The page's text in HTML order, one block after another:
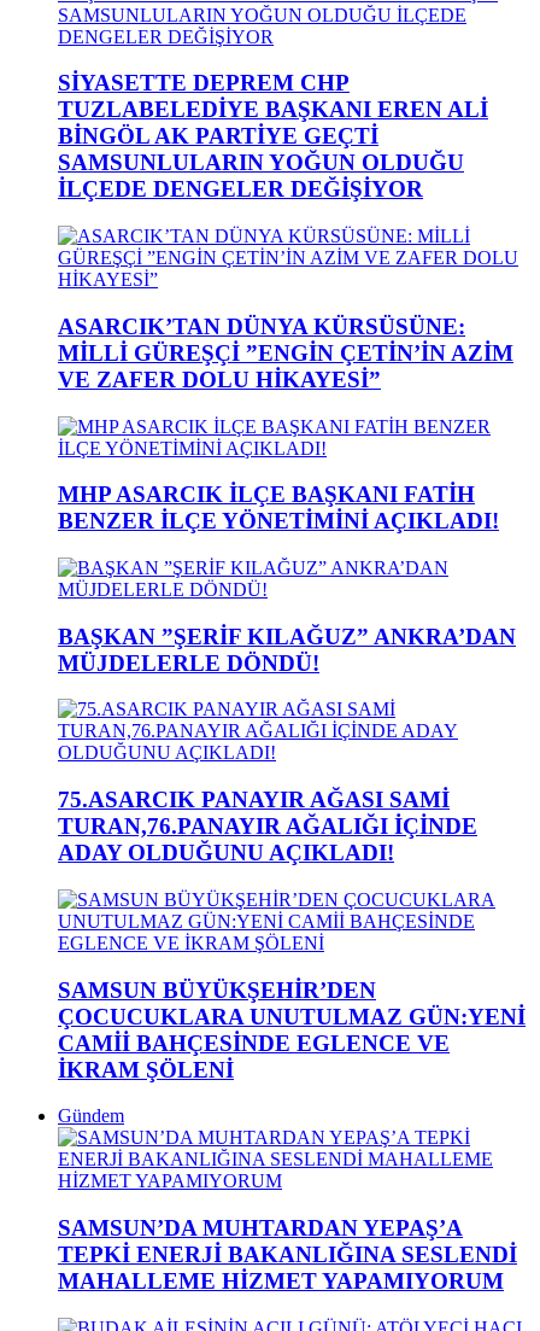
SİYASETTE DEPREM CHP
TUZLABELEDİYE BAŞKANI EREN ALİ
BİNGÖL AK PARTİYE GEÇTİ
SAMSUNLULARIN YOĞUN OLDUĞU
İLÇEDE DENGELER DEĞİŞİYOR
ASARCIK’TAN DÜNYA KÜRSÜSÜNE:
MİLLİ GÜREŞÇİ ”ENGİN ÇETİN’İN AZİM
VE ZAFER DOLU HİKAYESİ”
MHP ASARCIK İLÇE BAŞKANI FATİH
BENZER İLÇE YÖNETİMİNİ AÇIKLADI!
BAŞKAN ”ŞERİF KILAĞUZ” ANKRA’DAN
MÜJDELERLE DÖNDÜ!
75.ASARCIK PANAYIR AĞASI SAMİ
TURAN,76.PANAYIR AĞALIĞI İÇİNDE
ADAY OLDUĞUNU AÇIKLADI!
SAMSUN BÜYÜKŞEHİR’DEN
ÇOCUCUKLARA UNUTULMAZ GÜN:YENİ
CAMİİ BAHÇESİNDE EGLENCE VE
İKRAM ŞÖLENİ
Gündem
SAMSUN’DA MUHTARDAN YEPAŞ’A
TEPKİ ENERJİ BAKANLIĞINA SESLENDİ
MAHALLEME HİZMET YAPAMIYORUM